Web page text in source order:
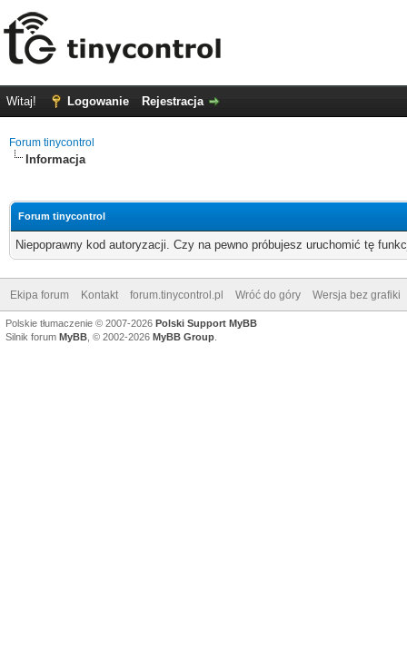
Witaj! Logowanie Rejestracja
Forum tinycontrol
Informacja
Forum tinycontrol
Niepoprawny kod autoryzacji. Czy na pewno próbujesz uruchomić tę
Ekipa forum Kontakt forum.tinycontrol.pl Wróć do góry Wersja bez grafiki
Polskie tłumaczenie © 2007-2026 Polski Support MyBB
Silnik forum MyBB , © 2002-2026 MyBB Group